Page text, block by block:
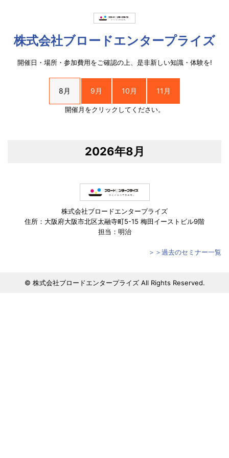
株式会社ブロードエンタープライズ
開催日・場所・参加費用をご確認の上、是非新しい知識・体験を!
8月 9月 10月 11月
開催月をクリックしてください。
2026年8月
株式会社ブロードエンタープライズ
住所：大阪府大阪市北区太融寺町5-15 梅田イーストビル9階
担当：明治
＞＞過去のセミナー一覧
© 株式会社ブロードエンタープライズ All Rights Reserved.